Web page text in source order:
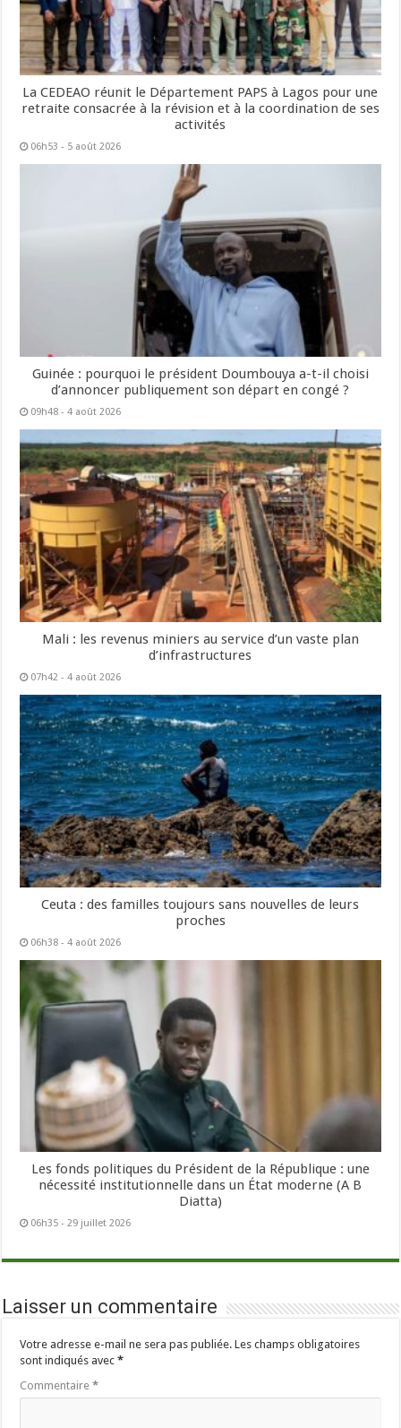
La CEDEAO réunit le Département PAPS à Lagos pour une
retraite consacrée à la révision et à la coordination de ses
activités
06h53 - 5 août 2026
Guinée : pourquoi le président Doumbouya a-t-il choisi
d’annoncer publiquement son départ en congé ?
09h48 - 4 août 2026
Mali : les revenus miniers au service d’un vaste plan
d’infrastructures
07h42 - 4 août 2026
Ceuta : des familles toujours sans nouvelles de leurs
proches
06h38 - 4 août 2026
Les fonds politiques du Président de la République : une
nécessité institutionnelle dans un État moderne (A B
Diatta)
06h35 - 29 juillet 2026
Laisser un commentaire
Votre adresse e-mail ne sera pas publiée. Les champs obligatoires
sont indiqués avec*
Commentaire*